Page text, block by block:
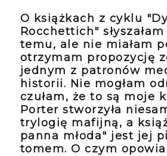
O książkach z cyklu
Rocchettich"
temu, ale nie miałam
otrzymam propozycję
jednym z patronów
historii. Nie mogłam
czułam, że to są moje
Porter stworzyła
trylogię mafijną, a
panna młoda" jest jej
tomem. O czym